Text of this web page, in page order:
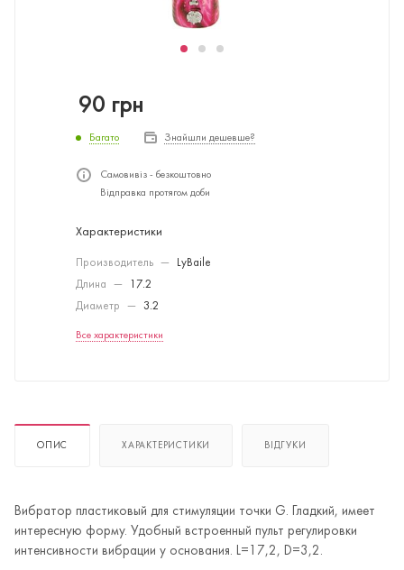
90 грн
Багато Знайшли дешевше?
Самовивіз - безкоштовно
Відправка протягом доби
Характеристики
Производитель —
LyBaile
Длина
—
17.2
Диаметр
— 3.2
Все характеристики
ОПИС ХАРАКТЕРИСТИКИ ВІДГУКИ
Вибратор пластиковый для стимуляции точки G. Гладкий, имеет
интересную форму. Удобный встроенный пульт регулировки
интенсивности вибрации у основания. L=17,2, D=3,2.